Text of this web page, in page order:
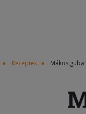
Receptek Mákos